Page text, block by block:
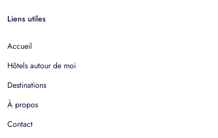
Liens utiles
Accueil
Hôtels autour de moi
Destinations
À propos
Contact